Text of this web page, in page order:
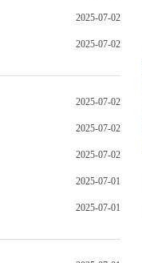
2025-07-02
2025-07-02
2025-07-02
2025-07-02
2025-07-02
2025-07-01
2025-07-01